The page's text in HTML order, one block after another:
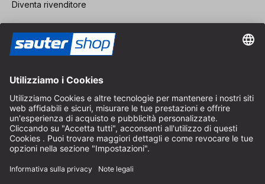
Diventa rivenditore
CGV
Protezione dei Dati
Impostazioni dei Cookie